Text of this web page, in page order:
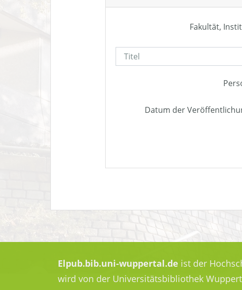
Fakultät,
Datum der
Elpub.bib.uni-wuppertal.de ist der
wird von der Universitätsbibliothek